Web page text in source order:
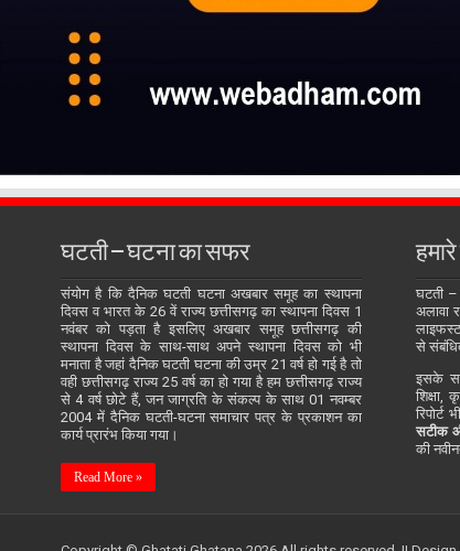
घटती – घटना का सफर
संयोग है कि दैनिक घटती घटना अखबार समूह का स्थापना
दिवस व भारत के 26 वें राज्य छत्तीसगढ़ का स्थापना दिवस 1
नवंबर को पड़ता है इसलिए अखबार समूह छत्तीसगढ़ की
स्थापना दिवस के साथ-साथ अपने स्थापना दिवस को भी
मनाता है जहां दैनिक घटती घटना की उम्र 21 वर्ष हो गई है तो
वही छत्तीसगढ़ राज्य 25 वर्ष का हो गया है हम छत्तीसगढ़ राज्य
से 4 वर्ष छोटे हैं, जन जाग्रति के संकल्प के साथ 01 नवम्बर
2004 में दैनिक घटती-घटना समाचार पत्र के प्रकाशन का
कार्य प्रारंभ किया गया।
Read More »
घटती
अलावा
से
इसके
शिक्षा,
रिपोर्ट
सटीक
की